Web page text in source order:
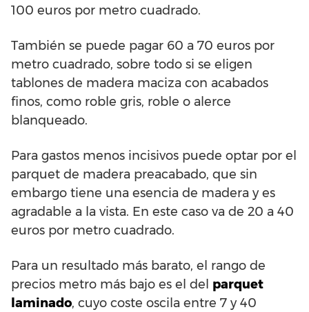
100 euros por metro cuadrado.
También se puede pagar 60 a 70 euros por
metro cuadrado, sobre todo si se eligen
tablones de madera maciza con acabados
finos, como roble gris, roble o alerce
blanqueado.
Para gastos menos incisivos puede optar por el
parquet de madera preacabado, que sin
embargo tiene una esencia de madera y es
agradable a la vista. En este caso va de 20 a 40
euros por metro cuadrado.
Para un resultado más barato, el rango de
precios metro más bajo es el del parquet
laminado, cuyo coste oscila entre 7 y 40